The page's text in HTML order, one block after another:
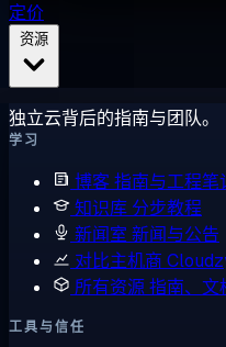
定价
独立云背后的指南与团队。
学习
博客指南与工程笔
知识库 分步教程
新闻室 新闻与公告
对比主机商
所有资源指南、文
工具与信任